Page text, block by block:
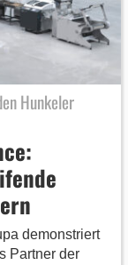
Hunkeler
demonstriert
Partner der